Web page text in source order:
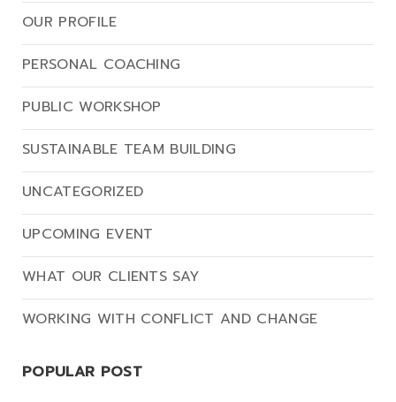
OUR PROFILE
PERSONAL COACHING
PUBLIC WORKSHOP
SUSTAINABLE TEAM BUILDING
UNCATEGORIZED
UPCOMING EVENT
WHAT OUR CLIENTS SAY
WORKING WITH CONFLICT AND CHANGE
POPULAR POST